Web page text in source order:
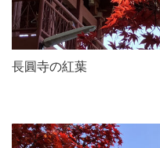
長圓寺の紅葉